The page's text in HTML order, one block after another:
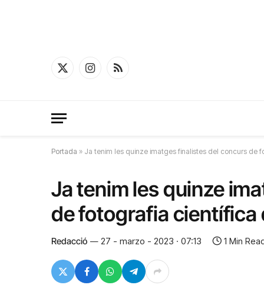
X
InstagramRSS
Portada » Ja tenim les quinze imatges finalistes del concurs de
Ja tenim les quinze
de fotografia científica
Redacció 27 - marzo - 2023 · 07:13 1 Min